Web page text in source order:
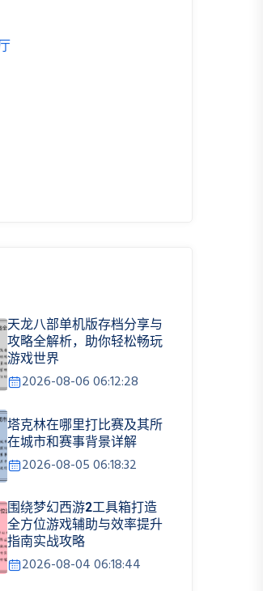
天龙八部单机版存档分享与
攻略全解析，助你轻松畅玩
游戏世界
2026-08-06 06:12:28
塔克林在哪里打比赛及其所
在城市和赛事背景详解
2026-08-05 06:18:32
围绕梦幻西游2工具箱打造
全方位游戏辅助与效率提升
指南实战攻略
2026-08-04 06:18:44